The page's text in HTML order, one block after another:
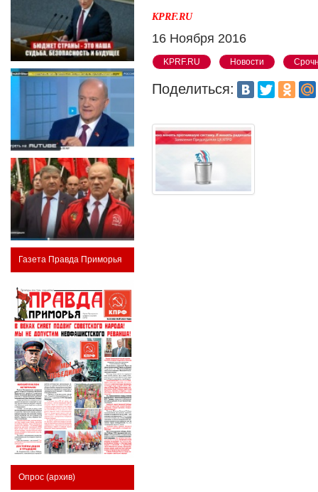
Газета Правда Приморья
Опрос (архив)
KPRF.RU
16 Ноября 2016
KPRF.RU Новости
Поделиться: